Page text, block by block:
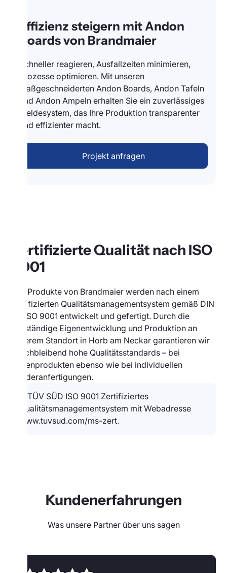
Effizienz steigern mit Andon
Boards von Brandmaier
Schneller reagieren, Ausfallzeiten minimieren,
Prozesse optimieren. Mit unseren
maßgeschneiderten Andon Boards, Andon Tafeln
und Andon Ampeln erhalten Sie ein zuverlässiges
Meldesystem, das Ihre Produktion transparenter
und effizienter macht.
Projekt anfragen
Zertifizierte Qualität nach ISO
9001
Alle Produkte von Brandmaier werden nach einem
zertifizierten Qualitätsmanagementsystem gemäß DIN
EN ISO 9001 entwickelt und gefertigt. Durch die
vollständige Eigenentwicklung und Produktion an
unserem Standort in Horb am Neckar garantieren wir
gleichbleibend hohe Qualitätsstandards – bei
Serienprodukten ebenso wie bei individuellen
Sonderanfertigungen.
Kundenerfahrungen
Was unsere Partner über uns sagen